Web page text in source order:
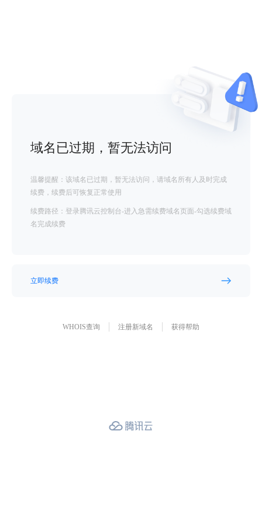
域名已过期，暂无法访问
温馨提醒：该域名已过期，暂无法访问，请域名所有人及时完成
续费，续费后可恢复正常使用
续费路径：登录腾讯云控制台-进入急需续费域名页面-勾选续费域
名完成续费
立即续费
WHOIS查询 注册新域名 获得帮助